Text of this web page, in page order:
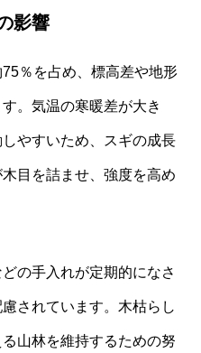
影響
％を占め、標高差や地形
。気温の寒暖差が大き
やすいため、スギの成長
目を詰ませ、強度を高め
の手入れが定期的になさ
されています。木枯らし
山林を維持するための努